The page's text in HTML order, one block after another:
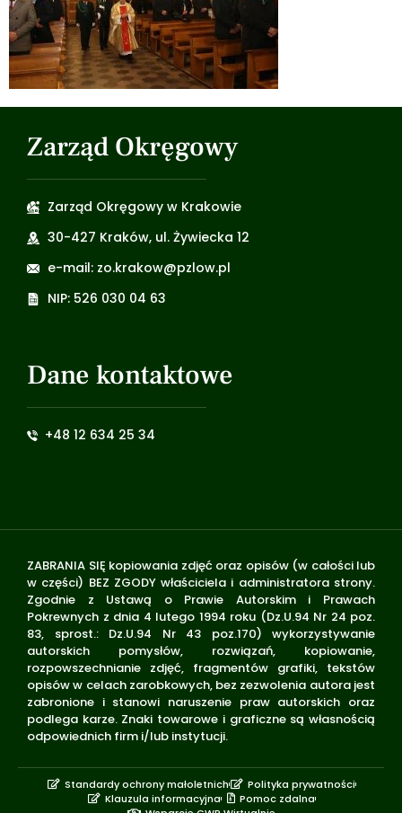
Zarząd Okręgowy
Zarząd Okręgowy w Krakowie
30-427 Kraków, ul. Żywiecka 12
e-mail: zo.krakow@pzlow.pl
NIP: 526 030 04 63
Dane kontaktowe
+48 12 634 25 34
ZABRANIA SIĘ kopiowania zdjęć oraz opisów (w całości lub
w części) BEZ ZGODY właściciela i administratora strony.
Zgodnie z Ustawą o Prawie Autorskim i Prawach
Pokrewnych z dnia 4 lutego 1994 roku (Dz.U.94 Nr 24 poz.
83, sprost.: Dz.U.94 Nr 43 poz.170) wykorzystywanie
autorskich pomysłów, rozwiązań, kopiowanie,
rozpowszechnianie zdjęć, fragmentów grafiki, tekstów
opisów w celach zarobkowych, bez zezwolenia autora jest
zabronione i stanowi naruszenie praw autorskich oraz
podlega karze. Znaki towarowe i graficzne są własnością
odpowiednich firm i/lub instytucji.
Standardy ochrony małoletnich
Polityka prywatności
Klauzula informacyjna
Pomoc zdalna